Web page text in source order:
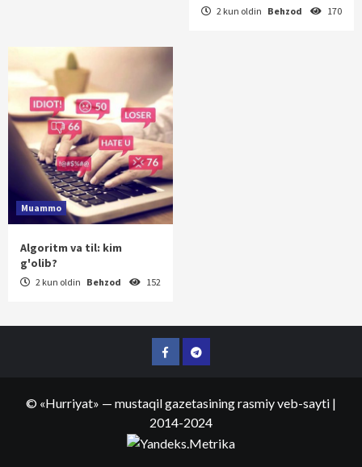
2 kun oldin Behzod 170
Muammo
Algoritm va til: kim
g'olib?
2 kun oldin Behzod 152
FacebookTelegram
© «Hurriyat» — mustaqil gazetasining rasmiy veb-sayti |
2014-2024